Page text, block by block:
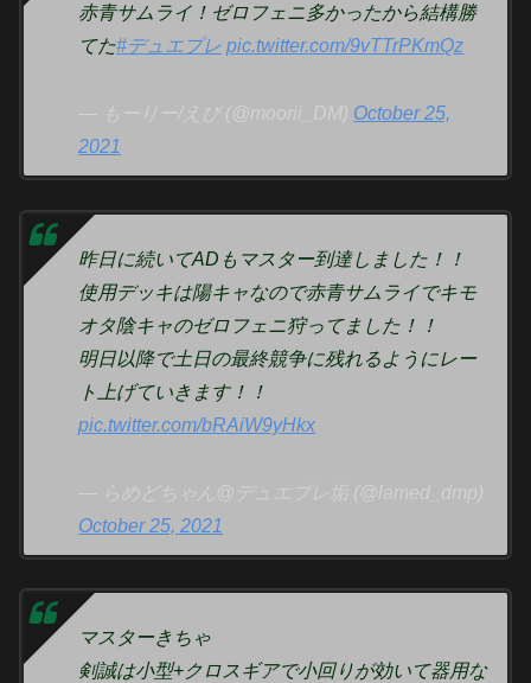
赤青サムライ！ゼロフェニ多かったから結構勝
てた#デュエプレ pic.twitter.com/9vTTrPKmQz
— もーりー/えび (@moorii_DM) October 25,
2021
昨日に続いてADもマスター到達しました！！
使用デッキは陽キャなので赤青サムライでキモ
オタ陰キャのゼロフェニ狩ってました！！
明日以降で土日の最終競争に残れるようにレー
ト上げていきます！！
pic.twitter.com/bRAiW9yHkx
— らめどちゃん@デュエプレ垢 (@lamed_dmp)
October 25, 2021
マスターきちゃ
剣誠は小型+クロスギアで小回りが効いて器用な